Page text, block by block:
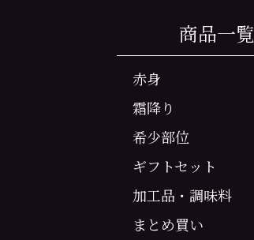
商品一覧
赤身
霜降り
希少部位
ギフトセット
加工品・調味料
まとめ買い